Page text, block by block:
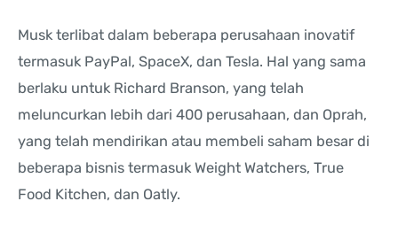
Musk terlibat dalam beberapa perusahaan inovatif
termasuk PayPal, SpaceX, dan Tesla. Hal yang sama
berlaku untuk Richard Branson, yang telah
meluncurkan lebih dari 400 perusahaan, dan Oprah,
yang telah mendirikan atau membeli saham besar di
beberapa bisnis termasuk Weight Watchers, True
Food Kitchen, dan Oatly.